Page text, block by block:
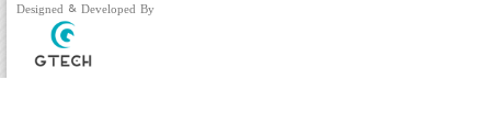
Designed & Developed By